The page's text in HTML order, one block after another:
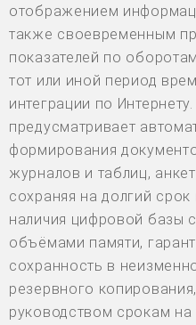
отображением
также своевременным
показателей по
тот или иной период
интеграции по
предусматривает
формирования
журналов и таблиц,
сохраняя на долгий срок
наличия цифровой базы
объёмами памяти,
сохранность в
резервного
руководством срокам